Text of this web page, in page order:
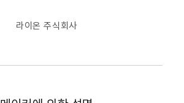
라이온 주식회사